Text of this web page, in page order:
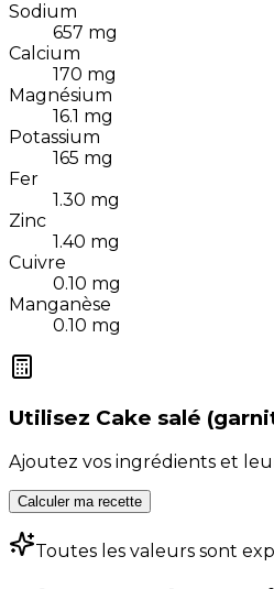
Sodium
657 mg
Calcium
170 mg
Magnésium
16.1 mg
Potassium
165 mg
Fer
1.30 mg
Zinc
1.40 mg
Cuivre
0.10 mg
Manganèse
0.10 mg
Utilisez Cake salé
Ajoutez vos ingrédients et
Calculer ma recette
Toutes les valeurs sont